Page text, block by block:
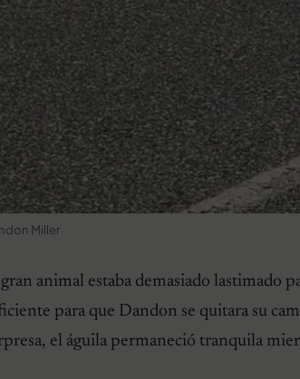
Miller
animal estaba demasiado lastimado
para que Dandon se quitara su
el águila permaneció tranquila